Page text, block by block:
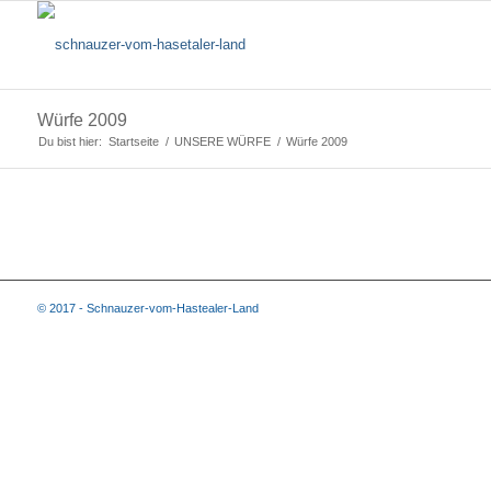
Würfe 2009
Du bist hier: Startseite / UNSERE WÜRFE / Würfe 2009
© 2017 - Schnauzer-vom-Hastealer-Land